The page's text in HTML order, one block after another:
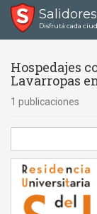
Disfrutá cada
Hospedajes
Lavarropas
1 publicaciones